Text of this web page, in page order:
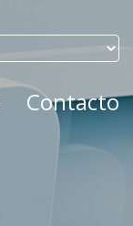
Contacto